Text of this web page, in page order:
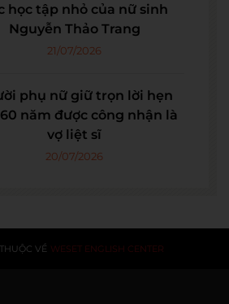
học tập nhỏ của nữ sinh
Nguyễn Thảo Trang
21/07/2026
phụ nữ giữ trọn lời hẹn
năm được công nhận là
vợ liệt sĩ
20/07/2026
VỀ WESET ENGLISH CENTER